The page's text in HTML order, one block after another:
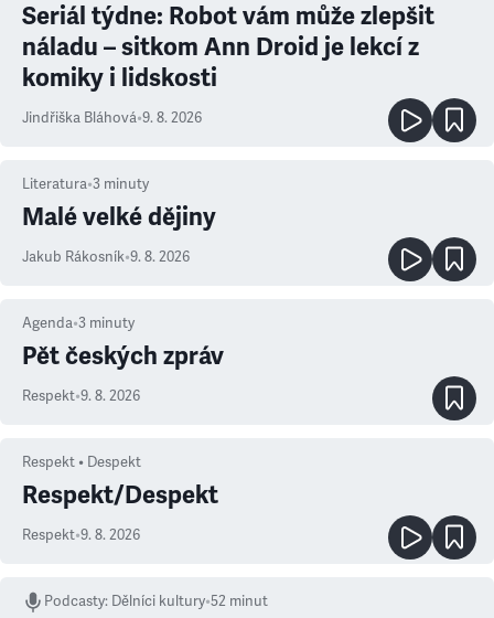
Seriál týdne: Robot vám může zlepšit
náladu – sitkom Ann Droid je lekcí z
komiky i lidskosti
Jindřiška Bláhová•9. 8. 2026
Literatura•3 minuty
Malé velké dějiny
Jakub Rákosník•9. 8. 2026
Agenda•3 minuty
Pět českých zpráv
Respekt•9. 8. 2026
Respekt • Despekt
Respekt/Despekt
Respekt•9. 8. 2026
Podcasty: Dělníci kultury•52 minut